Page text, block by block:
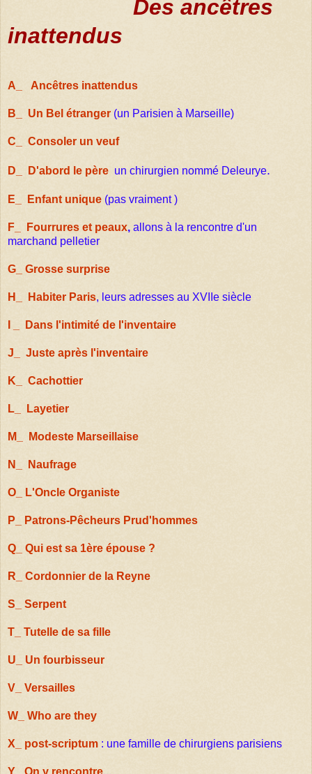
Des ancêtres
inattendus
A_ Ancêtres inattendus
B_ Un Bel étranger (un Parisien à Marseille)
C_ Consoler un veuf
D_ D'abord le père un chirurgien nommé Deleurye.
E_ Enfant unique (pas vraiment )
F_ Fourrures et peaux, allons à la rencontre d'un
marchand pelletier
G_ Grosse surprise
H_ Habiter Paris, leurs adresses au XVIIe siècle
I _ Dans l'intimité de l'inventaire
J_ Juste après l'inventaire
K_ Cachottier
L_ Layetier
M_ Modeste Marseillaise
N_ Naufrage
O_ L'Oncle Organiste
P_ Patrons-Pêcheurs Prud'hommes
Q_ Qui est sa 1ère épouse ?
R_ Cordonnier de la Reyne
S_ Serpent
T_ Tutelle de sa fille
U_ Un fourbisseur
V_ Versailles
W_ Who are they
X_ post-scriptum : une famille de chirurgiens parisiens
Y_ On y rencontre...